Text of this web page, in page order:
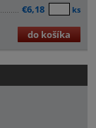
€6,18 ks
do košíka